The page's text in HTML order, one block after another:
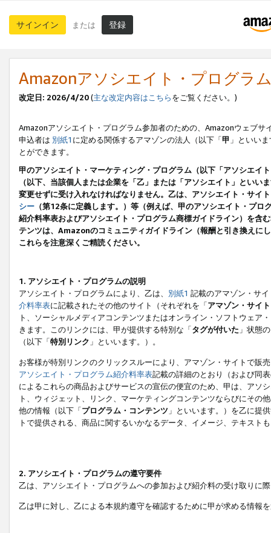
サインイン または 登録
Amazonアソシエイト・プログラ
改定日: 2026/4/20(主な改定内容はこちらをご覧ください。)
Amazonアソシエイト・プログラム参加者のための、Amazonウェブサ
申込者は 別紙1 に定める関係するアマゾンの法人（以下「甲 」といい
とができます。
甲のアソシエイト・マーケティング・プログラム（以下「アソシエイ
（以下、当該個人または企業を「乙」または「アソシエイト」とい
変更せずに受け入れなければなりません。乙は、アソシエイト・サイ
シー （第12条に定義します。）等（例えば、甲のアソシエイト・プ
紹介料率表およびアソシエイト・プログラム商標ガイドライン）を
テンツは、Amazonのコミュニティガイドライン（報酬と引き換えに
これらを注意深くご精読ください。
1. アソシエイト・プログラムの説明
アソシエイト・プログラムにより、乙は、 別紙1 記載のアマゾン・サ
介料率表に記載されたその他のサイト（それぞれを「アマゾン・サイト
ト、ソーシャルメディアコンテンツまたはオンライン・ソフトウェア
きます。このリンクには、甲が提供する特別な「タグが付いた 」状態
（以下「特別リンク 」といいます。）。
お客様が特別リンクのクリックスルーにより、アマゾン・サイトで販
アソシエイト・プログラム紹介料率表記載の詳細のとおり（および同
によるこれらの商品およびサービスの宣伝の便宜のため、甲は、アソ
ト、ウィジェット、リンク、マーケティングコンテンツならびにその
他の情報（以下「プログラム・コンテンツ 」といいます。）を乙に提
トで提供される、商品に関するいかなるデータ、イメージ、テキス
2. アソシエイト・プログラムの遵守要件
乙は、アソシエイト・プログラムへの参加および紹介料の受け取りに
乙は甲に対し、乙による本規約遵守を確認するために甲が求める情報